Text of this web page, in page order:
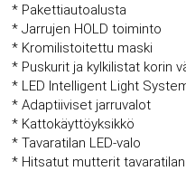
* Pakettiautoalusta
* Jarrujen HOLD toiminto
* Kromilistoitettu maski
* Puskurit ja kylkilistat korin
* LED Intelligent Light
* Adaptiiviset jarruvalot
* Kattokäyttöyksikkö
* Tavaratilan LED-valo
* Hitsatut mutterit